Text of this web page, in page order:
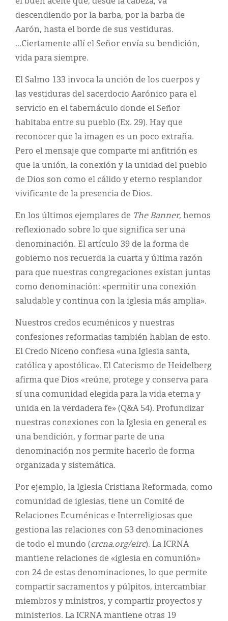
descendiendo por la barba, por la barba de
Aarón, hasta el borde de sus vestiduras.
...Ciertamente allí el Señor envía su bendición,
vida para siempre.
El Salmo 133 invoca la unción de los cuerpos y
las vestiduras del sacerdocio Aarónico para el
servicio en el tabernáculo donde el Señor
habitaba entre su pueblo (Ex. 29). Hay que
reconocer que la imagen es un poco extraña.
Pero el mensaje que comparte mi anfitrión es
que la unión, la conexión y la unidad del pueblo
de Dios son como el cálido y eterno resplandor
vivificante de la presencia de Dios.
En los últimos ejemplares de The Banner, hemos
reflexionado sobre lo que significa ser una
denominación. El artículo 39 de la forma de
gobierno nos recuerda la cuarta y última razón
para que nuestras congregaciones existan juntas
como denominación: «permitir una conexión
saludable y continua con la iglesia más amplia».
Nuestros credos ecuménicos y nuestras
confesiones reformadas también hablan de esto.
El Credo Niceno confiesa «una Iglesia santa,
católica y apostólica». El Catecismo de Heidelberg
afirma que Dios «reúne, protege y conserva para
sí una comunidad elegida para la vida eterna y
unida en la verdadera fe» (Q&A 54). Profundizar
nuestras conexiones con la Iglesia en general es
una bendición, y formar parte de una
denominación nos permite hacerlo de forma
organizada y sistemática.
Por ejemplo, la Iglesia Cristiana Reformada, como
comunidad de iglesias, tiene un Comité de
Relaciones Ecuménicas e Interreligiosas que
gestiona las relaciones con 53 denominaciones
de todo el mundo (crcna.org/eirc). La ICRNA
mantiene relaciones de «iglesia en comunión»
con 24 de estas denominaciones, lo que permite
compartir sacramentos y púlpitos, intercambiar
miembros y ministros, y compartir proyectos y
ministerios. La ICRNA mantiene otras 19